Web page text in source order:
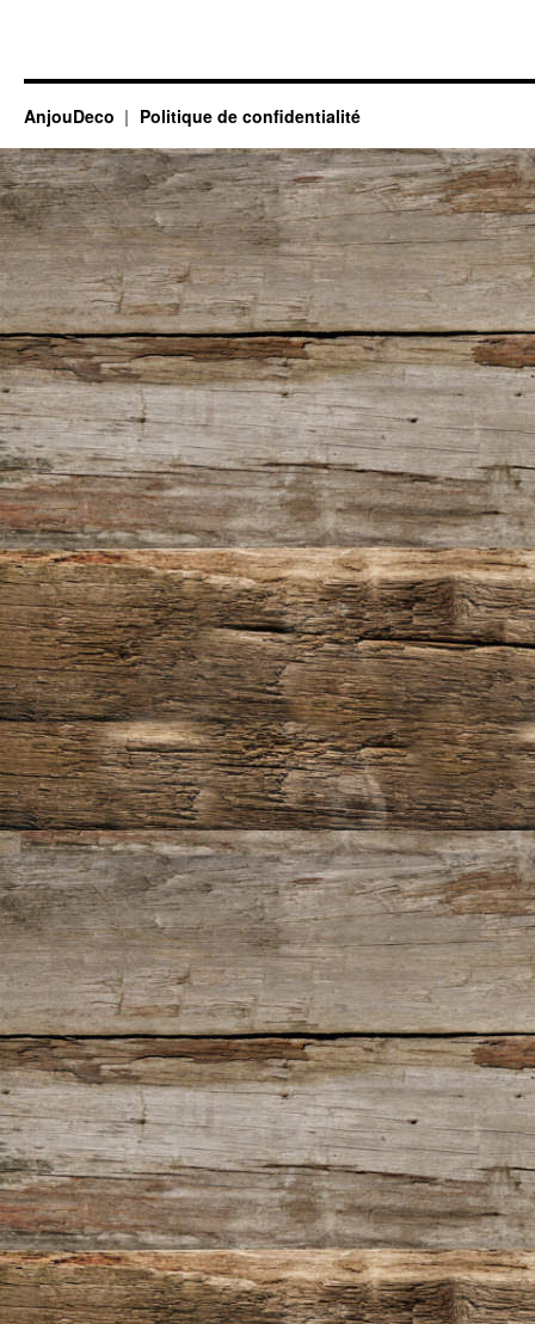
AnjouDeco Politique de confidentialité